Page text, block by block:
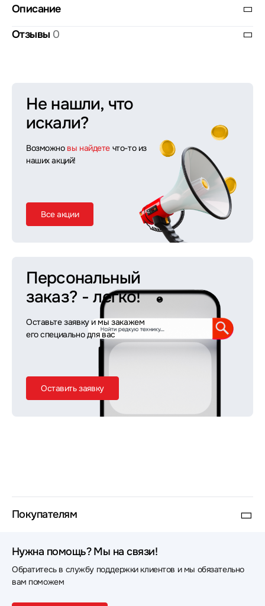
Описание
Отзывы 0
Не нашли, что
искали?
Возможно вы найдете что-то из
наших акций!
Все акции
Персональный
заказ? - легко!
Оставьте заявку и мы закажем
его специально для вас
Оставить заявку
Покупателям
Нужна помощь? Мы на связи!
Обратитесь в службу поддержки клиентов и мы обязательно
вам поможем